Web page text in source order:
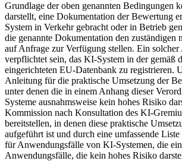
Grundlage der oben genannten Bedingungen
darstellt, eine Dokumentation der Bewertung
System in Verkehr gebracht oder in Betrieb
die genannte Dokumentation den zuständigen
auf Anfrage zur Verfügung stellen. Ein solcher
verpflichtet sein, das KI-System in der gemäß
eingerichteten EU-Datenbank zu registrieren.
Anleitung für die praktische Umsetzung der
unter denen die in einem Anhang dieser
Systeme ausnahmsweise kein hohes Risiko
Kommission nach Konsultation des KI-
bereitstellen, in denen diese praktische
aufgeführt ist und durch eine umfassende
für Anwendungsfälle von KI-Systemen, die
Anwendungsfälle, die kein hohes Risiko